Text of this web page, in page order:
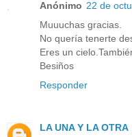
Anónimo 22 de
Muuuchas gracias.
No quería tenerte
Eres un
Besiños
Responder
LA UNA Y LA OTRA